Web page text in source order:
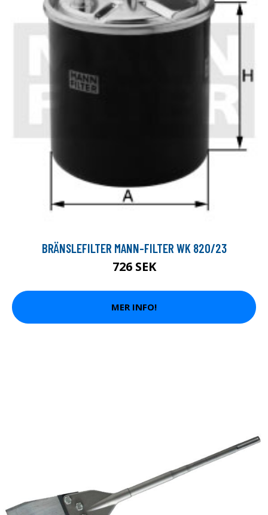
BRÄNSLEFILTER MANN-FILTER WK 820/23
726 SEK
MER INFO!